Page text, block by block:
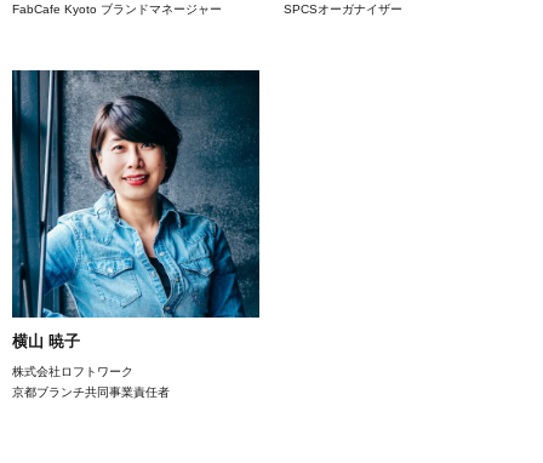
FabCafe Kyoto ブランドマネージャー
SPCSオーガナイザー
横山 暁子
株式会社ロフトワーク
京都ブランチ共同事業責任者